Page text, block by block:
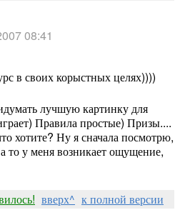
08:41
в своих корыстных целях))))
лучшую картинку для
Правила простые) Призы....
хотите? Ну я сначала посмотрю,
то у меня возникает ощущение,
вверх^ к полной версии